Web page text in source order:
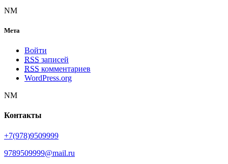
NM
Мета
Войти
RSS записей
RSS комментариев
WordPress.org
NM
Контакты
+7(978)9509999
9789509999@mail.ru